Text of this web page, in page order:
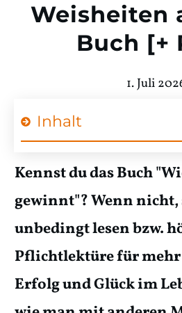
Weisheiten
Buch [+
1. Juli
Inhalt
Kennst du das Buch
gewinnt"? Wenn nicht,
unbedingt lesen bzw.
Pflichtlektüre für
Erfolg und Glück im